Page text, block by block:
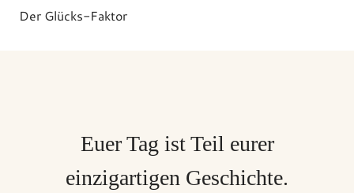
Der Glücks-Faktor
Euer Tag ist Teil eurer
einzigartigen Geschichte.